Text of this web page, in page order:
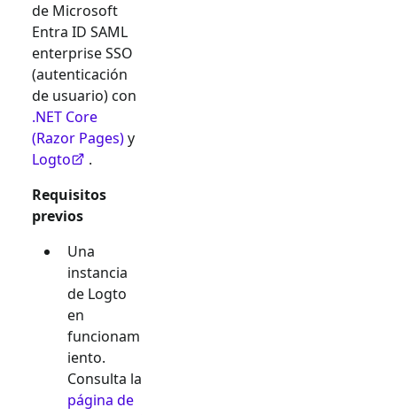
de Microsoft
Entra ID SAML
enterprise SSO
(autenticación
de usuario) con
.NET Core
(Razor Pages)y
Logto
.
Requisitos
previos
Una
instancia
de Logto
en
funcionam
iento.
Consulta la
página de